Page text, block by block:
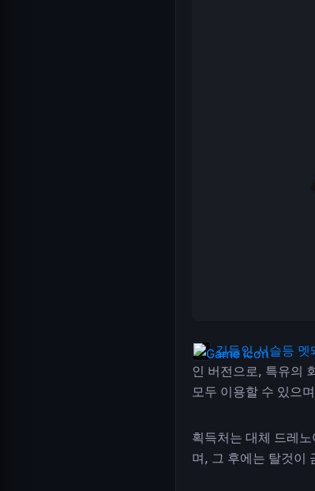
길들인 서슬등 멧
인 버전으로, 특유의
모두 이용할 수 있으
획득처는 대체 드레
며, 그 후에는 탈것이